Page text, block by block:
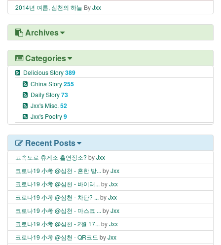
2014년 여름, 심천의 하늘 ByJxx
Archives
Categories
Delicious Story389
China Story255
Daily Story73
Jxx's Misc. 52
Jxx's Poetry9
Recent Posts
고속도로 휴게소 흡연장소? byJxx
코로나19 小考 @심천 - 흔한 방... byJxx
코로나19 小考 @심천 - 바이러... byJxx
코로나19 小考 @심천 - 차단? ... byJxx
코로나19 小考 @심천 - 마스크 ... byJxx
코로나19 小考 @심천 - 2월 17... byJxx
코로나19 小考 @심천 - QR코드 byJxx